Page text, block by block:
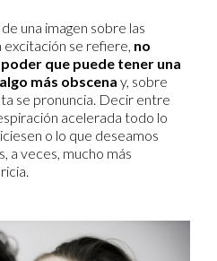
una imagen sobre las
excitación se refiere, no
que puede tener una
más obscena y, sobre
se pronuncia. Decir entre
acelerada todo lo
o lo que deseamos
a veces, mucho más